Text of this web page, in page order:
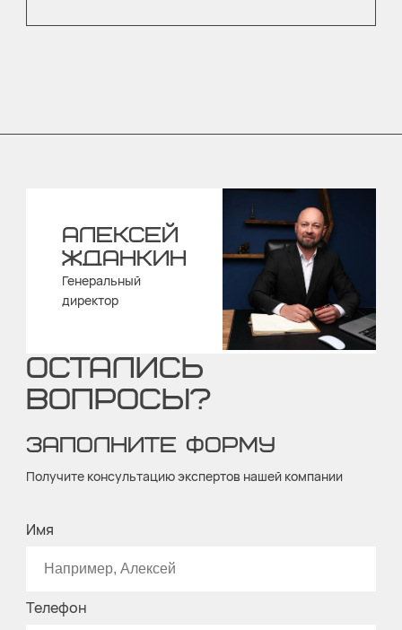
ОСТАЛИСЬ
ВОПРОСЫ?
ЗАПОЛНИТЕ ФОРМУ
Получите консультацию экспертов нашей компании
Имя
Телефон
АЛЕКСЕЙ
ЖДАНКИН
Генеральный
директор